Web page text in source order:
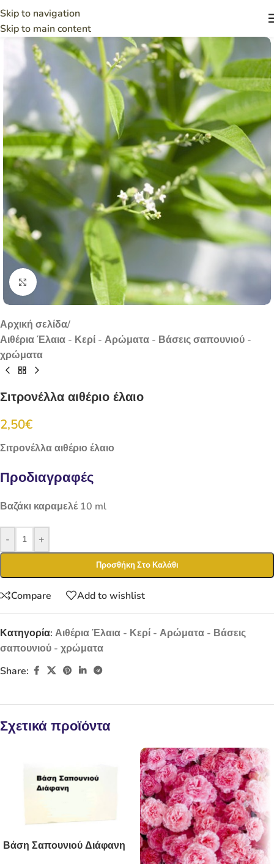
Skip to navigation
Skip to main content
Click to enlarge
Αρχική σελίδα/
Αιθέρια Έλαια - Κερί - Αρώματα - Βάσεις σαπουνιού -
χρώματα
Σιτρονέλλα αιθέριο έλαιο
2,50€
Σιτρονέλλα αιθέριο έλαιο
Προδιαγραφές
Βαζάκι καραμελέ 10 ml
- +
Προσθήκη Στο Καλάθι
Compare Add to wishlist
Κατηγορία: Αιθέρια Έλαια - Κερί - Αρώματα - Βάσεις
σαπουνιού - χρώματα
Share:
Σχετικά προϊόντα
Βάση Σαπουνιού Διάφανη